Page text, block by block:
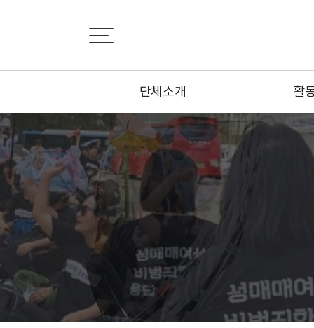
단체소개
설립취지서
비전선언문
오시는 길
활
활